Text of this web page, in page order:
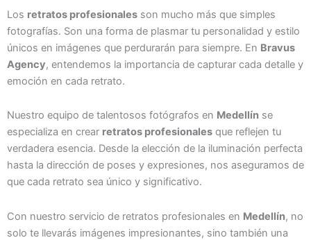
Los retratos profesionales son mucho más que simples
fotografías. Son una forma de plasmar tu personalidad y estilo
únicos en imágenes que perdurarán para siempre. En Bravus
Agency, entendemos la importancia de capturar cada detalle y
emoción en cada retrato.
Nuestro equipo de talentosos fotógrafos en Medellín se
especializa en crear retratos profesionales que reflejen tu
verdadera esencia. Desde la elección de la iluminación perfecta
hasta la dirección de poses y expresiones, nos aseguramos de
que cada retrato sea único y significativo.
Con nuestro servicio de retratos profesionales en Medellín, no
solo te llevarás imágenes impresionantes, sino también una